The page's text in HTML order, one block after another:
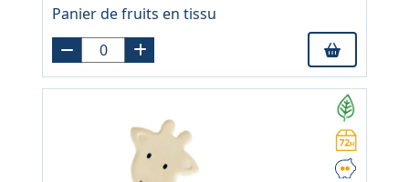
Panier de fruits en tissu